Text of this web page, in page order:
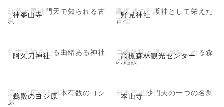
神峯山寺
紅葉と毘沙門天で知られる古
刹
野見神社
高槻城の守護神として栄えた
古社
阿久刀神社
住吉大神を祀る由緒ある神社 高槻森林観光センター
自然体験と温泉が楽しめる森
の施設
鵜殿のヨシ原
淀川に広がる日本有数のヨシ
原
本山寺
日本三毘沙門天の一つの名刹